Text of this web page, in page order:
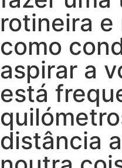
rotineira
como
aspirar a
está
distância